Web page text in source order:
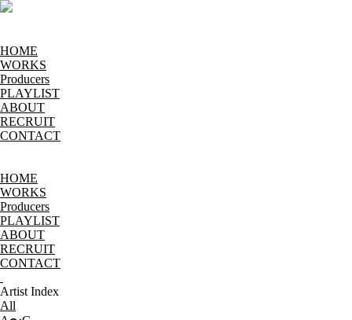
HOME
WORKS
Producers
PLAYLIST
ABOUT
RECRUIT
CONTACT
HOME
WORKS
Producers
PLAYLIST
ABOUT
RECRUIT
CONTACT
Artist Index
All